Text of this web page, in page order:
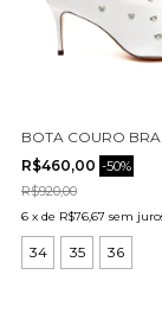
BOTA COURO
R$460,00 -50%
R$920,00
6 x de R$76,67 sem
34 35 36